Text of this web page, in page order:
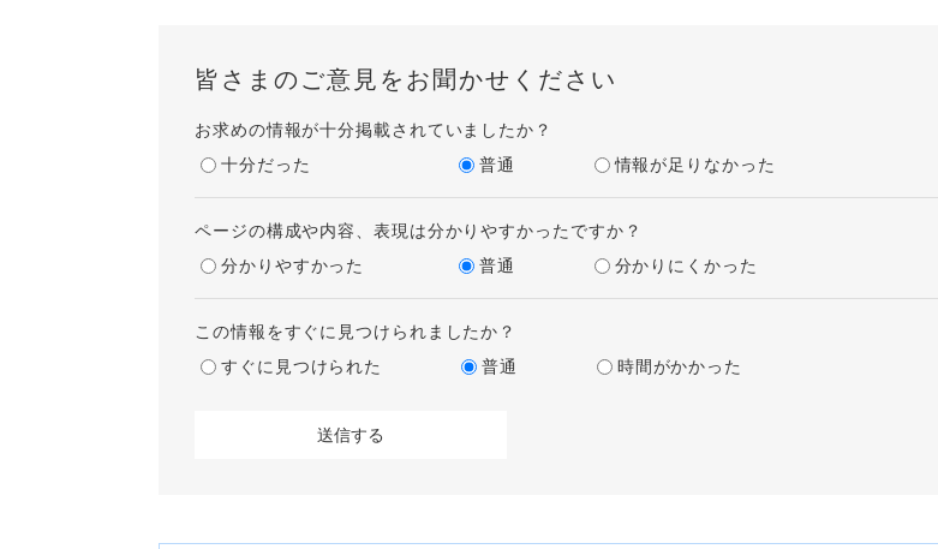
皆さまのご意見をお聞かせください
お求めの情報が十分掲載されていましたか？
十分だった
普通 情報が足りなかった
ページの構成や内容、表現は分かりやすかったですか？
分かりやすかった
普通 分かりにくかった
この情報をすぐに見つけられましたか？
すぐに見つけられた
普通 時間がかかった